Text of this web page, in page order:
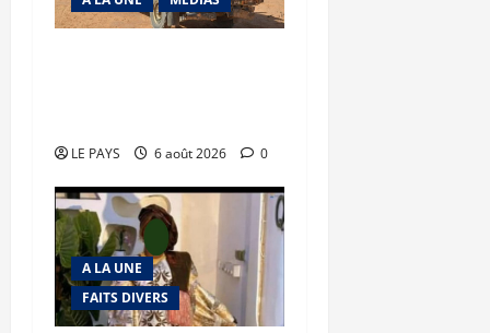
LE PAYS 6 août 2026 0
A LA UNE
FAITS DIVERS